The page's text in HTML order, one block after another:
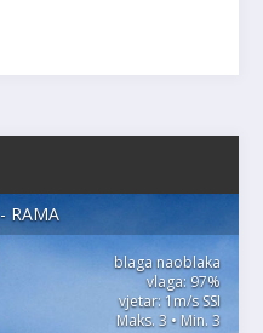
RAMA
blaga naoblaka
vlaga: 97%
vjetar: 1m/s SSI
Maks. 3 • Min. 3